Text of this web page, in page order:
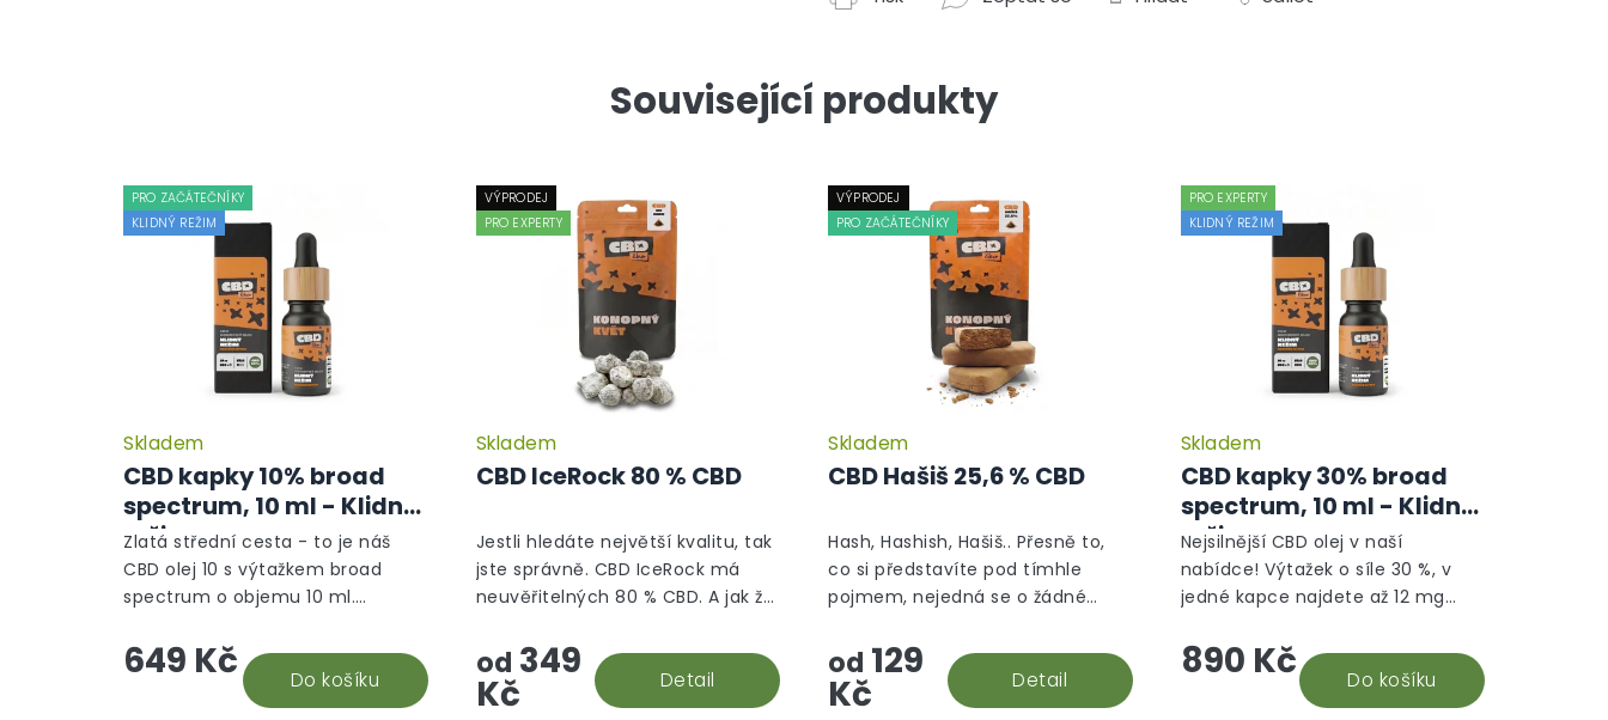
Související produkty
PRO ZAČÁTEČNÍKY
KLIDNÝ REŽIM
CBD kapky 10% broad
spectrum, 10 ml - Klidný
režim
Skladem
649 Kč Do košíku
Zlatá střední cesta - to je náš
CBD olej 10 s výtažkem broad
spectrum o objemu 10 ml.
stravy, který vám efektivně
pomůže. Snadná aplikace a...
VÝPRODEJ
PRO EXPERTY
CBD IceRock 80 % CBD
Průměrné
hodnocení
produktu
hvězdiček.
Skladem
od 349
Kč Detail
Jestli hledáte největší kvalitu, tak
jste správně. CBD IceRock má
neuvěřitelných 80 % CBD. A jak že
ponoří do konopného extraktu,
který se následně...
VÝPRODEJ
PRO ZAČÁTEČNÍKY
CBD Hašiš 25,6 % CBD
Průměrné
hodnocení
produktu
hvězdiček.
Skladem
od 129
Kč Detail
Hash, Hashish, Hašiš.. Přesně to,
co si představíte pod tímhle
pojmem, nejedná se o žádné
prostě hašiš v jeho CBD podobě.
PRO EXPERTY
KLIDNÝ REŽIM
CBD kapky 30% broad
spectrum, 10 ml - Klidný
režim
Skladem
890 Kč Do košíku
Nejsilnější CBD olej v naší
nabídce! Výtažek o síle 30 %, v
jedné kapce najdete až 12 mg
stálých odběratelů 30% CBD oleje,
vyhodnocujeme tento...